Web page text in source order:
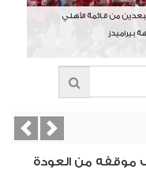
من قائمة الأهلي
بيراميدز
من العودة
Next